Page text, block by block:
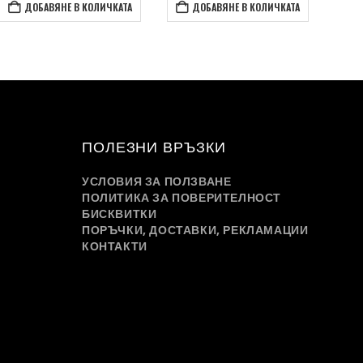
ДОБАВЯНЕ В КОЛИЧКАТА ДОБАВЯНЕ В КОЛИЧКАТА
ПОЛЕЗНИ ВРЪЗКИ
УСЛОВИЯ ЗА ПОЛЗВАНЕ
ПОЛИТИКА ЗА ПОВЕРИТЕЛНОСТ
БИСКВИТКИ
ПОРЪЧКИ, ДОСТАВКИ, РЕКЛАМАЦИИ
КОНТАКТИ